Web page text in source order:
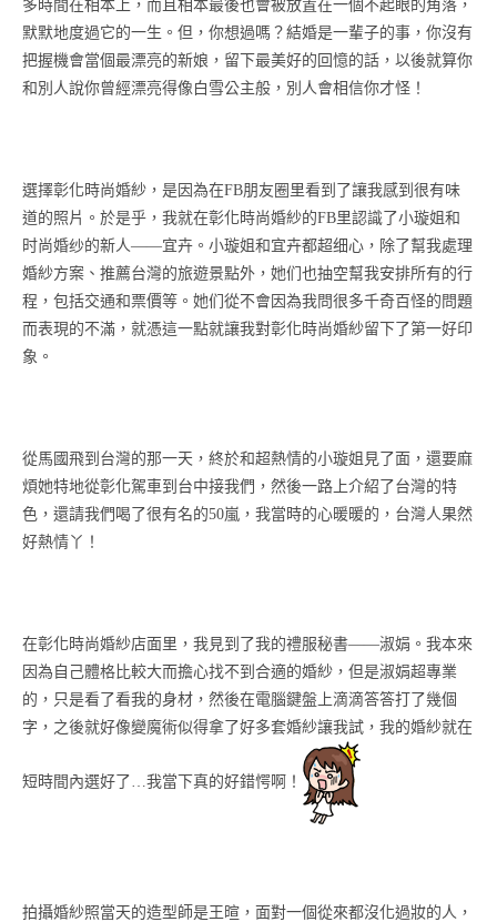
多時間在相本上，而且相本最後也會被放置在一個不起眼的角落，
默默地度過它的一生。但，你想過嗎？結婚是一輩子的事，你沒有
把握機會當個最漂亮的新娘，留下最美好的回憶的話，以後就算你
和別人說你曾經漂亮得像白雪公主般，別人會相信你才怪！
選擇彰化時尚婚紗，是因為在FB朋友圈里看到了讓我感到很有味
道的照片。於是乎，我就在彰化時尚婚紗的FB里認識了小璇姐和
时尚婚纱的新人——宜卉。小璇姐和宜卉都超细心，除了幫我處理
婚紗方案、推薦台灣的旅遊景點外，她们也抽空幫我安排所有的行
程，包括交通和票價等。她们從不會因為我問很多千奇百怪的問題
而表現的不滿，就憑這一點就讓我對彰化時尚婚紗留下了第一好印
象。
從馬國飛到台灣的那一天，終於和超熱情的小璇姐見了面，還要麻
煩她特地從彰化駕車到台中接我們，然後一路上介紹了台灣的特
色，還請我們喝了很有名的50嵐，我當時的心暖暖的，台灣人果然
好熱情丫！
在彰化時尚婚紗店面里，我見到了我的禮服秘書——淑娟。我本來
因為自己體格比較大而擔心找不到合適的婚紗，但是淑娟超專業
的，只是看了看我的身材，然後在電腦鍵盤上滴滴答答打了幾個
字，之後就好像變魔術似得拿了好多套婚紗讓我試，我的婚紗就在
短時間內選好了…我當下真的好錯愕啊！
拍攝婚紗照當天的造型師是王暄，面對一個從來都沒化過妝的人，